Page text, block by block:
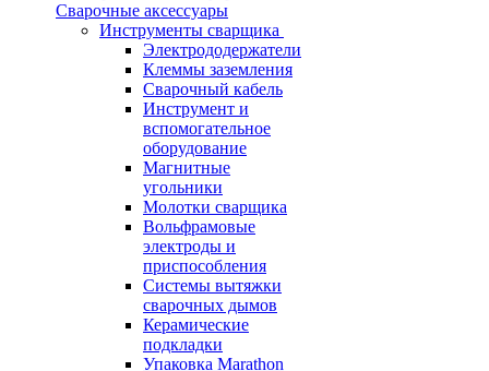
Сварочные аксессуары
Инструменты сварщика
Электрододержатели
Клеммы заземления
Сварочный кабель
Инструмент и
вспомогательное
оборудование
Магнитные
угольники
Молотки сварщика
Вольфрамовые
электроды и
приспособления
Системы вытяжки
сварочных дымов
Керамические
подкладки
Упаковка Marathon